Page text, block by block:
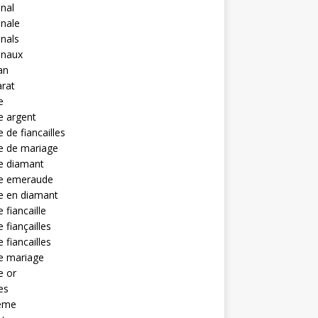
argent
de fiancailles
de mariage
diamant
emeraude
en diamant
fiancaille
fiançailles
fiancailles
mariage
or